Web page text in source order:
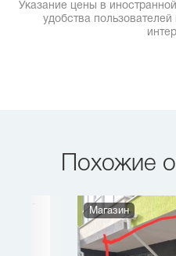
Указание цены в
удобства
Похожие
Магазин